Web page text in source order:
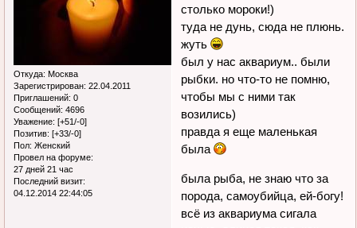
Откуда: Москва
Зарегистрирован: 22.04.2011
Приглашений: 0
Сообщений: 4696
Уважение: [+51/-0]
Позитив: [+33/-0]
Пол: Женский
Провел на форуме:
27 дней 21 час
Последний визит:
04.12.2014 22:44:05
столько мороки!)
туда не дунь, сюда не плюнь.
жуть
был у нас аквариум.. были
рыбки. но что-то не помню,
чтобы мы с ними так
возились)
правда я еще маленькая
была
была рыба, не знаю что за
порода, самоубийца, ей-богу!
всё из аквариума сигала